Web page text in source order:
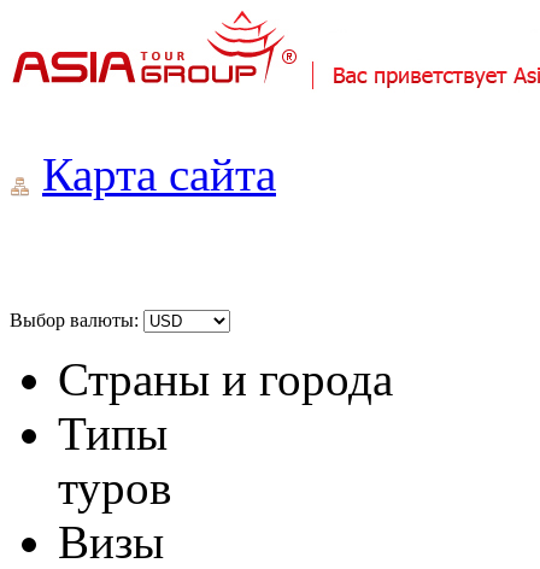
Карта сайта
Выбор валюты:
Страны и города
Типы
туров
Визы